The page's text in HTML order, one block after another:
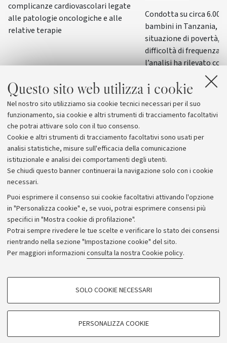
Questo sito web utilizza i cookie
Nel nostro sito utilizziamo sia cookie tecnici necessari per il suo
funzionamento, sia cookie e altri strumenti di tracciamento facoltativi
che potrai attivare solo con il tuo consenso.
Cookie e altri strumenti di tracciamento facoltativi sono usati per
analisi statistiche, misure sull'efficacia della comunicazione
istituzionale e analisi dei comportamenti degli utenti.
Se chiudi questo banner continuerai la navigazione solo con i cookie
necessari.
Puoi esprimere il consenso sui cookie facoltativi attivando l'opzione
in "Personalizza cookie" e, se vuoi, potrai esprimere consensi più
specifici in "Mostra cookie di profilazione".
Potrai sempre rivedere le tue scelte e verificare lo stato dei consensi
rientrando nella sezione "Impostazione cookie" del sito.
Per maggiori informazioni consulta la nostra Cookie policy.
COOKIE DI PROFILAZIONE - FACOLTATIVI
SOLO COOKIE NECESSARI
PERSONALIZZA COOKIE
complicanze cardiovascolari legate
alle patologie oncologiche e alle
relative terapie
Condotta su circa
bambini in Tanzania, di
situazione di povertà,
difficoltà di frequenza
l’analisi ha rilevato
mirati di recupero
e condizioni favorevoli
le disuguaglianze
e nel percorso
Archivio
Comunicati stampa
Redazione
Rassegna stampa
© Copyright 2026 - ALMA MATER STUDIORUM - Università di
Bologna - Via Zamboni, 33 - 40126 Bologna - PI: 01131710376 -